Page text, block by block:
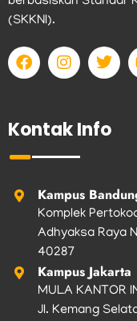
(SKKNI).
F
a
c
o
o
k
I
n
s
a
g
a
T
w
i
e
Kontak Info
Kampus
Komplek
Adhyaksa Raya
40287
Kampus Jakarta
MULA KANTOR
Jl. Kemang